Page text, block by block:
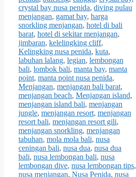
crystal bay nusa penida, diving pulau
menjangan, gamat bay, harga
snorkling menjangan, hotel di bali
barat, hotel di sekitar menjangan,
jimbaran, kelelingking cliff,
Kelingking nusa penida, kuta,
labuhan lalang, legian, lembongan
bali, lombok bali, manta bay, manta
point, manta point nusa penida,
Menjangan, menjangan bali barat,
menjangan beach, Menjangan island,
menjangan island bali, menjangan
jungle, menjangan resort, menjangan
resort bali, menjangan resort gili,
menjangan snorkling, menjangan
tabuhan, mola mola bali, nusa
ceningan bali, nusa dua, nusa dua
bali, nusa lembongan bali, nusa
lembongan dive, nusa lembongan tips,
nusa menjangan, Nusa Penida, nusa